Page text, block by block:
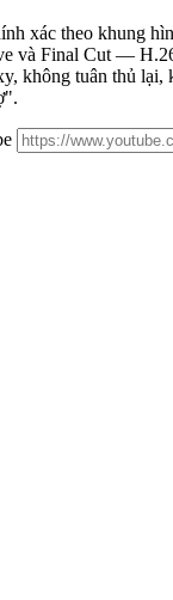
xác theo khung
và Final Cut —
không tuân thủ lại,